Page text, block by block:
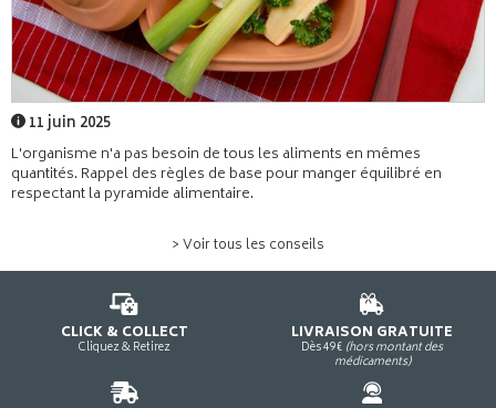
11 juin 2025
L'organisme n'a pas besoin de tous les aliments en mêmes
quantités. Rappel des règles de base pour manger équilibré en
respectant la pyramide alimentaire.
> Voir tous les conseils
CLICK & COLLECT
Cliquez & Retirez
LIVRAISON GRATUITE
Dès 49€ (hors montant des
médicaments)